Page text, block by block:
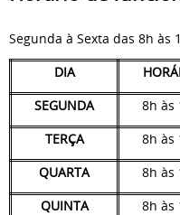
Segunda à Sexta das 8h às
DIA
SEGUNDA
8h às
TERÇA
8h às
QUARTA
8h às
QUINTA
8h às